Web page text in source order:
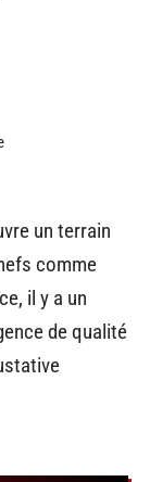
un terrain
comme
il y a un
de qualité